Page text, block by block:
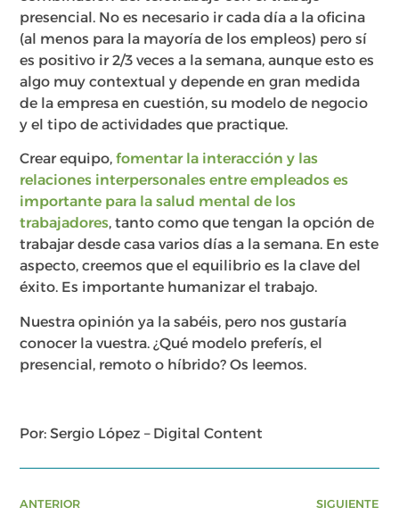
presencial. No es necesario ir cada día a la oficina
(al menos para la mayoría de los empleos) pero sí
es positivo ir 2/3 veces a la semana, aunque esto es
algo muy contextual y depende en gran medida
de la empresa en cuestión, su modelo de negocio
y el tipo de actividades que practique.
Crear equipo,fomentar la interacción y las
relaciones interpersonales entre empleados es
importante para la salud mental de los
trabajadores, tanto como que tengan la opción de
trabajar desde casa varios días a la semana. En este
aspecto, creemos que el equilibrio es la clave del
éxito. Es importante humanizar el trabajo.
Nuestra opinión ya la sabéis, pero nos gustaría
conocer la vuestra. ¿Qué modelo preferís, el
presencial, remoto o híbrido? Os leemos.
Por: Sergio López – Digital Content
ANTERIOR SIGUIENTE